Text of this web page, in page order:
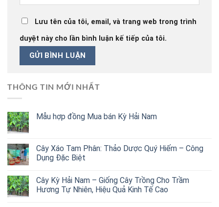
Lưu tên của tôi, email, và trang web trong trình
duyệt này cho lần bình luận kế tiếp của tôi.
THÔNG TIN MỚI NHẤT
Mẫu hợp đồng Mua bán Kỳ Hải Nam
Cây Xáo Tam Phân: Thảo Dược Quý Hiếm – Công
Dụng Đặc Biệt
Cây Kỳ Hải Nam – Giống Cây Trồng Cho Trầm
Hương Tự Nhiên, Hiệu Quả Kinh Tế Cao